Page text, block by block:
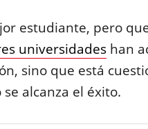
estudiante, pero
universidadeshan
sino que está
alcanza el éxito.